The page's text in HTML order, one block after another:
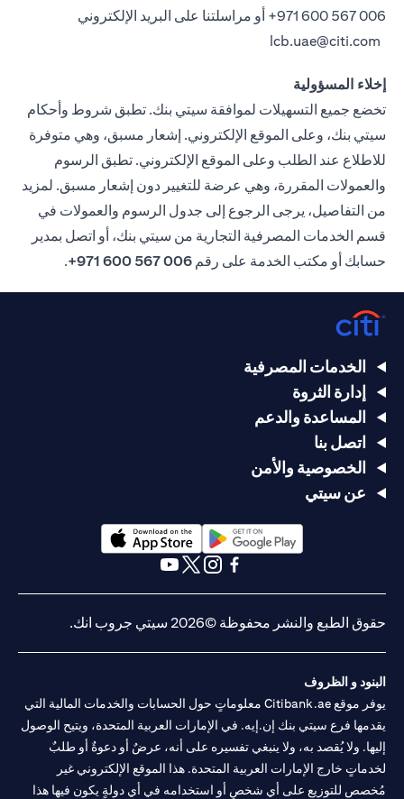
006 567 600 971+
أو مراسلتنا على البريد الإلكتروني
lcb.uae@citi.com
إخلاء المسؤولية
تخضع جميع التسهيلات لموافقة سيتي بنك. تطبق شروط وأحكام
سيتي بنك، وعلى الموقع الإلكتروني. إشعار مسبق، وهي متوفرة
للاطلاع عند الطلب وعلى الموقع الإلكتروني. تطبق الرسوم
والعمولات المقررة، وهي عرضة للتغيير دون إشعار مسبق. لمزيد
من التفاصيل، يرجى الرجوع إلى جدول الرسوم والعمولات في
قسم الخدمات المصرفية التجارية من سيتي بنك، أو اتصل بمدير
حسابك أو مكتب الخدمة على رقم 006 567 600 971+
.
الخدمات المصرفية
إدارة الثروة
المساعدة والدعم
اتصل بنا
الخصوصية والأمن
عن سيتي
(opens in a new tab)
حقوق الطبع والنشر محفوظة ©2026 سيتي جروب انك.
البنود و الظروف
يوفر موقع Citibank.ae معلوماتٍ حول الحسابات والخدمات المالية التي
يقدمها فرع سيتي بنك إن.إيه. في الإمارات العربية المتحدة، ويتيح الوصول
إليها. ولا يُقصد به، ولا ينبغي تفسيره على أنه، عرضٌ أو دعوةٌ أو طلبٌ
لخدماتٍ خارج الإمارات العربية المتحدة. هذا الموقع الإلكتروني غير
مُخصص للتوزيع على أي شخصٍ أو استخدامه في أي دولةٍ يكون فيها هذا